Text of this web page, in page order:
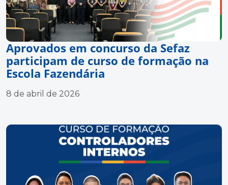
Aprovados em concurso da Sefaz
participam de curso de formação na
Escola Fazendária
8 de abril de 2026